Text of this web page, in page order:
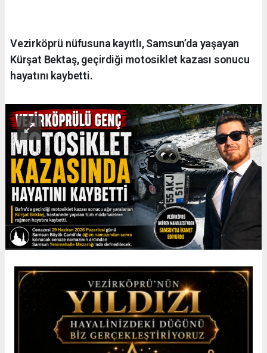
Vezirköprü nüfusuna kayıtlı, Samsun’da yaşayan
Kürşat Bektaş, geçirdiği motosiklet kazası sonucu
hayatını kaybetti.